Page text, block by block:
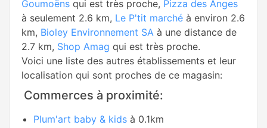
Goumoëns qui est très proche, Pizza des Anges
à seulement 2.6 km, Le P'tit marché à environ 2.6
km, Bioley Environnement SA à une distance de
2.7 km, Shop Amag qui est très proche.
Voici une liste des autres établissements et leur
localisation qui sont proches de ce magasin:
Commerces à proximité:
Plum'art baby & kids à 0.1km